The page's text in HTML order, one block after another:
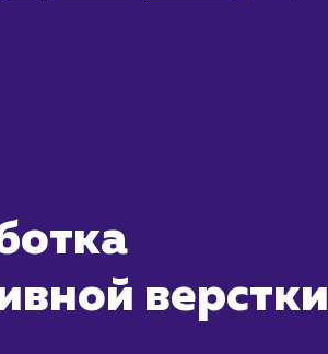
верстки